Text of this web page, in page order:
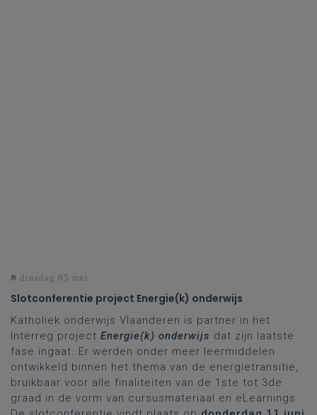
dinsdag 05 mei
Slotconferentie project Energie(k) onderwijs
Katholiek onderwijs Vlaanderen is partner in het
Interreg project Energie(k) onderwijs dat zijn laatste
fase ingaat. Er werden onder meer leermiddelen
ontwikkeld binnen het thema van de energietransitie,
bruikbaar voor alle finaliteiten van de 1ste tot 3de
graad in de vorm van cursusmateriaal en eLearnings.